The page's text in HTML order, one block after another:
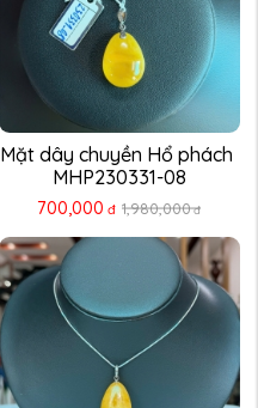
Mặt dây chuyền Hổ phách
MHP230331-08
700,000 đ 1,980,000 đ